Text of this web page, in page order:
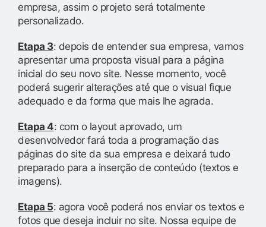
empresa, assim o projeto será totalmente
personalizado.
Etapa 3: depois de entender sua empresa, vamos
apresentar uma proposta visual para a página
inicial do seu novo site. Nesse momento, você
poderá sugerir alterações até que o visual fique
adequado e da forma que mais lhe agrada.
Etapa 4: com o layout aprovado, um
desenvolvedor fará toda a programação das
páginas do site da sua empresa e deixará tudo
preparado para a inserção de conteúdo (textos e
imagens).
Etapa 5: agora você poderá nos enviar os textos e
fotos que deseja incluir no site. Nossa equipe de